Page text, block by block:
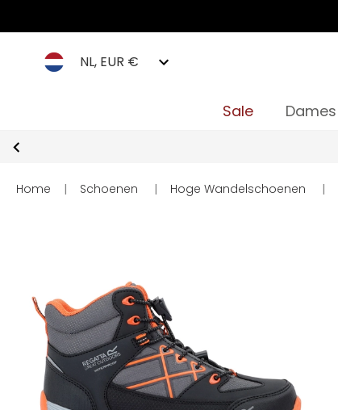
NL, EUR €
Sale Dames
Home | Schoenen | Hoge Wandelschoenen |